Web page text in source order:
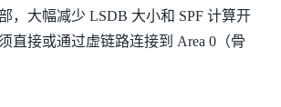
，大幅减少 LSDB 大小和 SPF 计算开
直接或通过虚链路连接到 Area 0（骨